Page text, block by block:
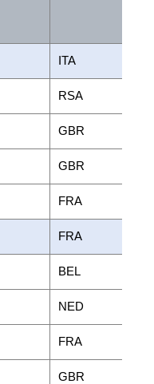
ITA
RSA
GBR
GBR
FRA
FRA
BEL
NED
FRA
GBR